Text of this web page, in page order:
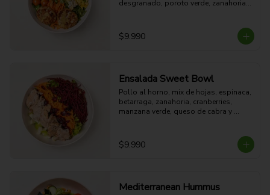
desgranado, poroto verde, zanahoria,
$9.990
Ensalada Sweet Bowl
Pollo al horno, mix de hojas, espinaca,
betarraga, zanahoria, cranberries,
manzana verde, queso de cabra y
18g grasa - 9g Fibra - 499 Kcal
$9.990
Mediterranean Hummus